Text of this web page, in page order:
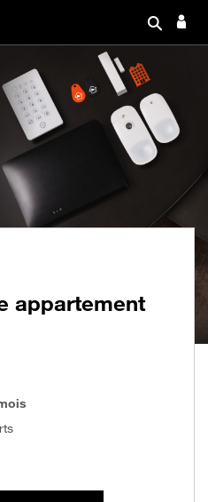
appartement